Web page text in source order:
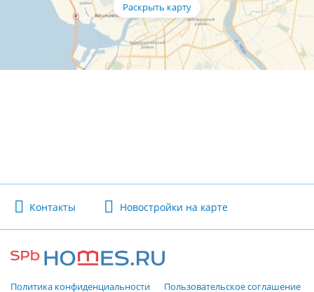
Контакты Новостройки на карте
Политика конфиденциальности Пользовательское соглашение